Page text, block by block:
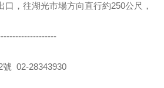
口，往湖光市場方向直行約250公尺，
號 02-28343930